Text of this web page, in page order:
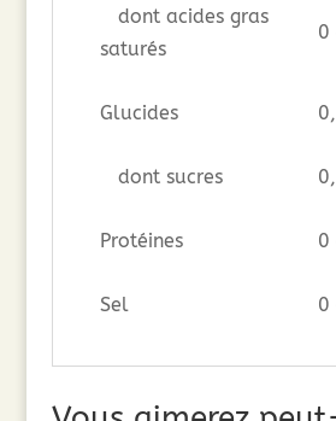
dont acides gras
saturés
0
Glucides
dont sucres
Protéines 0
Sel 0